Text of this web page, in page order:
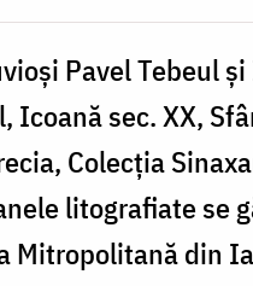
Pavel Tebeul
Icoană sec. XX,
Colecția
litografiate se
Mitropolitană din